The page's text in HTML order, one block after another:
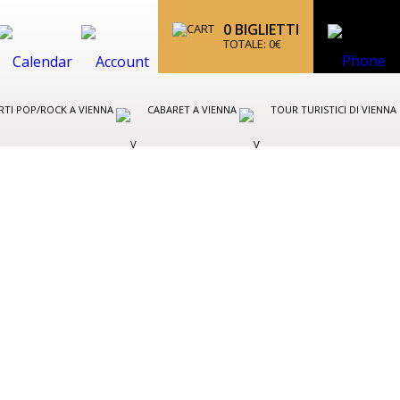
0 BIGLIETTI
TOTALE: 0€
POP/ROCK A VIENNA CABARET A VIENNA TOUR TURISTICI DI VIENNA